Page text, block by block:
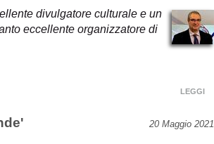
divulgatore culturale e un
eccellente organizzatore di
LEGGI
20 Maggio 2021